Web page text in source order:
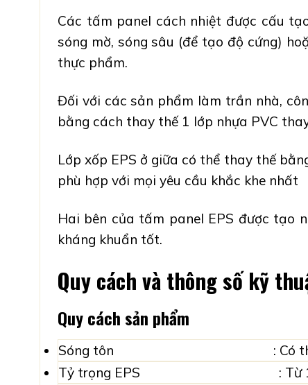
Các tấm panel cách nhiệt được cấu
sóng mờ, sóng sâu (để tạo độ cứng)
thực phẩm.
Đối với các sản phẩm làm trần nhà,
bằng cách thay thế 1 lớp nhựa PVC
Lớp xốp EPS ở giữa có thể thay thế
phù hợp với mọi yêu cầu khắc khe nhất
Hai bên của tấm panel EPS được tạo
kháng khuẩn tốt.
Quy cách và thông số kỹ
Quy cách sản phẩm
Sóng tôn : Có thể cán
Tỷ trọng EPS : Từ 12kg/